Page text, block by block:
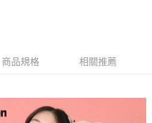
商品規格 相關推薦